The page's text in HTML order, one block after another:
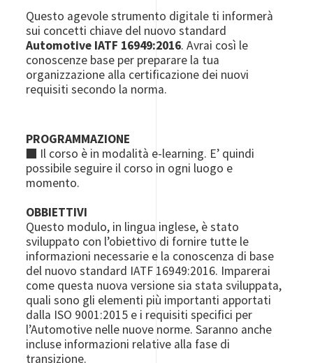
Questo agevole strumento digitale ti informerà
sui concetti chiave del nuovo standard
Automotive IATF 16949:2016. Avrai così le
conoscenze base per preparare la tua
organizzazione alla certificazione dei nuovi
requisiti secondo la norma.
PROGRAMMAZIONE
■ Il corso è in modalità e-learning. E’ quindi
possibile seguire il corso in ogni luogo e
momento.
OBBIETTIVI
Questo modulo, in lingua inglese, è stato
sviluppato con l’obiettivo di fornire tutte le
informazioni necessarie e la conoscenza di base
del nuovo standard IATF 16949:2016. Imparerai
come questa nuova versione sia stata sviluppata,
quali sono gli elementi più importanti apportati
dalla ISO 9001:2015 e i requisiti specifici per
l’Automotive nelle nuove norme. Saranno anche
incluse informazioni relative alla fase di
transizione.